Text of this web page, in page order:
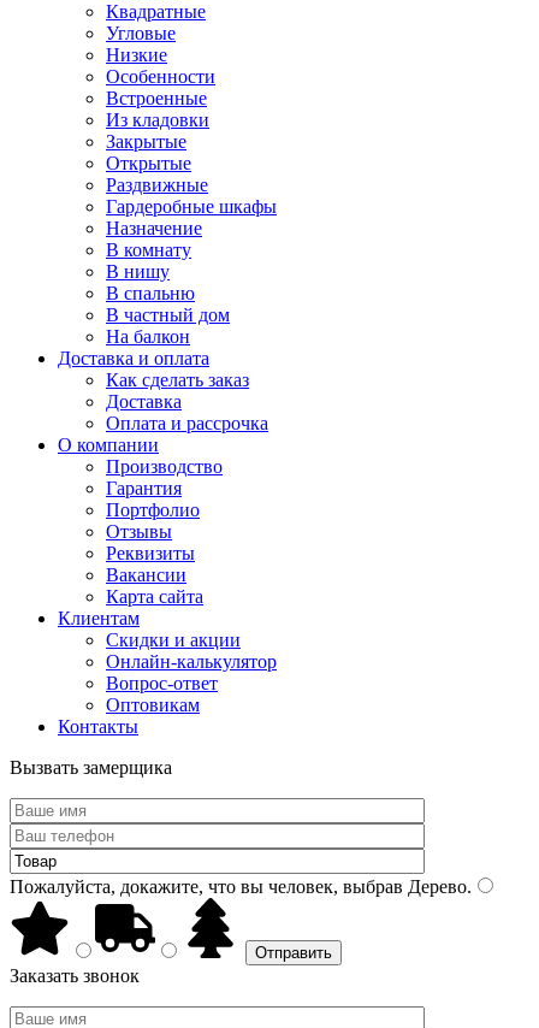
Квадратные
Угловые
Низкие
Особенности
Встроенные
Из кладовки
Закрытые
Открытые
Раздвижные
Гардеробные шкафы
Назначение
В комнату
В нишу
В спальню
В частный дом
На балкон
Доставка и оплата
Как сделать заказ
Доставка
Оплата и рассрочка
О компании
Производство
Гарантия
Портфолио
Отзывы
Реквизиты
Вакансии
Карта сайта
Клиентам
Скидки и акции
Онлайн-калькулятор
Вопрос-ответ
Оптовикам
Контакты
Вызвать замерщика
Пожалуйста, докажите, что вы человек, выбрав Дерево.
Заказать звонок